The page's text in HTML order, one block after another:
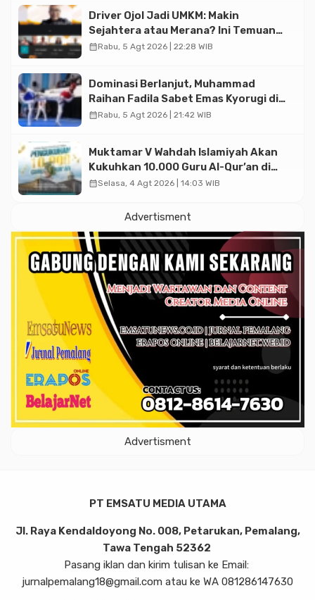
Driver Ojol Jadi UMKM: Makin
Sejahtera atau Merana? Ini Temuan
Diskusi Paramadina
calendar_monthRabu, 5 Agt 2026 | 22:28 WIB
Dominasi Berlanjut, Muhammad
Raihan Fadila Sabet Emas Kyorugi di
Asian Taekwondo Indonesia Open
calendar_monthRabu, 5 Agt 2026 | 21:42 WIB
Muktamar V Wahdah Islamiyah Akan
Kukuhkan 10.000 Guru Al-Qur’an di
Masjid Istiqlal
calendar_monthSelasa, 4 Agt 2026 | 14:03 WIB
Advertisment
Advertisment
PT EMSATU MEDIA UTAMA
Jl. Raya Kendaldoyong No. 008, Petarukan, Pemalang,
Tawa Tengah 52362
Pasang iklan dan kirim tulisan ke Email:
jurnalpemalang18@gmail.com atau ke WA 081286147630